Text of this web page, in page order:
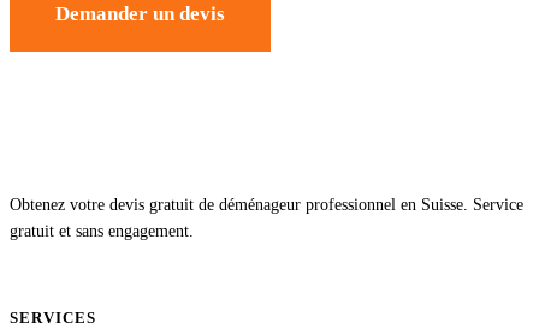
Demander un devis
Obtenez votre devis gratuit de déménageur professionnel en Suisse. Service
gratuit et sans engagement.
SERVICES